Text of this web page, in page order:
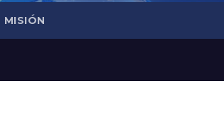
MISIÓN